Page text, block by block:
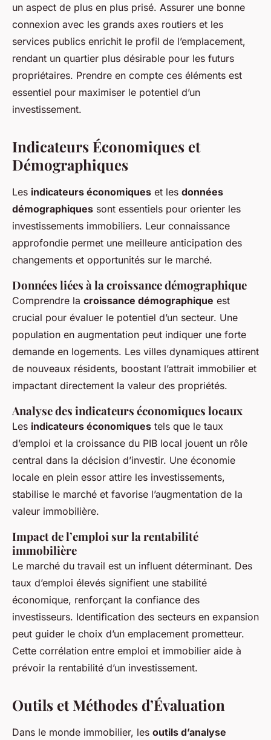
un aspect de plus en plus prisé. Assurer une bonne
connexion avec les grands axes routiers et les
services publics enrichit le profil de l’emplacement,
rendant un quartier plus désirable pour les futurs
propriétaires. Prendre en compte ces éléments est
essentiel pour maximiser le potentiel d’un
investissement.
Indicateurs Économiques et
Démographiques
Les indicateurs économiques et les données
démographiques sont essentiels pour orienter les
investissements immobiliers. Leur connaissance
approfondie permet une meilleure anticipation des
changements et opportunités sur le marché.
Données liées à la croissance démographique
Comprendre la croissance démographique est
crucial pour évaluer le potentiel d’un secteur. Une
population en augmentation peut indiquer une forte
demande en logements. Les villes dynamiques attirent
de nouveaux résidents, boostant l’attrait immobilier et
impactant directement la valeur des propriétés.
Analyse des indicateurs économiques locaux
Les indicateurs économiques tels que le taux
d’emploi et la croissance du PIB local jouent un rôle
central dans la décision d’investir. Une économie
locale en plein essor attire les investissements,
stabilise le marché et favorise l’augmentation de la
valeur immobilière.
Impact de l’emploi sur la rentabilité
immobilière
Le marché du travail est un influent déterminant. Des
taux d’emploi élevés signifient une stabilité
économique, renforçant la confiance des
investisseurs. Identification des secteurs en expansion
peut guider le choix d’un emplacement prometteur.
Cette corrélation entre emploi et immobilier aide à
prévoir la rentabilité d’un investissement.
Outils et Méthodes d’Évaluation
Dans le monde immobilier, les outils d’analyse